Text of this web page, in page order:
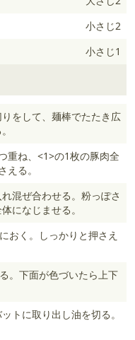
小さじ2
小さじ1
をして、麺棒でたたき広
重ね、<1>の1枚の豚肉全
る。
混ぜ合わせる。粉っぽさ
になじませる。
おく。しっかりと押さえ
。下面が色づいたら上下
トに取り出し油を切る。